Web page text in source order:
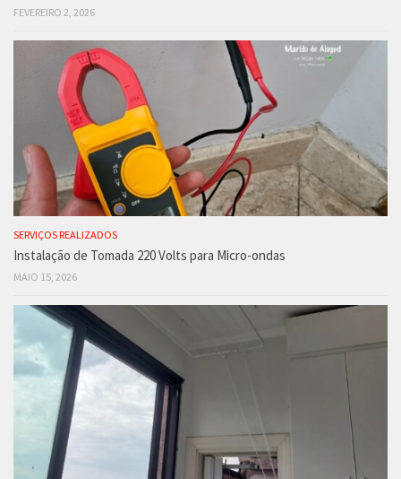
FEVEREIRO 2, 2026
SERVIÇOS REALIZADOS
Instalação de Tomada 220 Volts para Micro-ondas
MAIO 15, 2026